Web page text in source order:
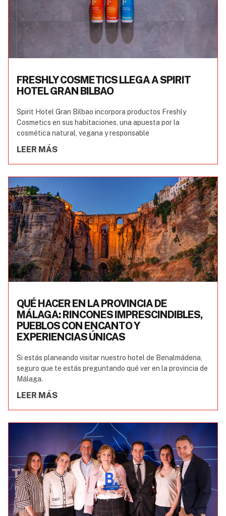
FRESHLY COSMETICS LLEGA A SPIRIT
HOTEL GRAN BILBAO
Spirit Hotel Gran Bilbao incorpora productos Freshly
Cosmetics en sus habitaciones, una apuesta por la
cosmética natural, vegana y responsable
LEER MÁS
QUÉ HACER EN LA PROVINCIA DE
MÁLAGA: RINCONES IMPRESCINDIBLES,
PUEBLOS CON ENCANTO Y
EXPERIENCIAS ÚNICAS
Si estás planeando visitar nuestro hotel de Benalmádena,
seguro que te estás preguntando qué ver en la provincia de
Málaga.
LEER MÁS